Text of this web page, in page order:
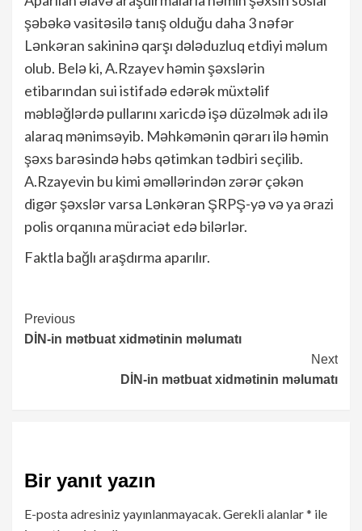
şəbəkə vasitəsilə tanış olduğu daha 3 nəfər
Lənkəran sakininə qarşı dələduzluq etdiyi məlum
olub. Belə ki, A.Rzayev həmin şəxslərin
etibarından sui istifadə edərək müxtəlif
məbləğlərdə pullarını xaricdə işə düzəlmək adı ilə
alaraq mənimsəyib. Məhkəmənin qərarı ilə həmin
şəxs barəsində həbs qətimkan tədbiri seçilib.
A.Rzayevin bu kimi əməllərindən zərər çəkən
digər şəxslər varsa Lənkəran ŞRPŞ-yə və ya ərazi
polis orqanına müraciət edə bilərlər.
Faktla bağlı araşdırma aparılır.
Continue
Reading
Previous
DİN-in mətbuat xidmətinin məlumatı
Next
DİN-in mətbuat xidmətinin məlumatı
Bir yanıt yazın
E-posta adresiniz yayınlanmayacak.Gerekli alanlar* ile